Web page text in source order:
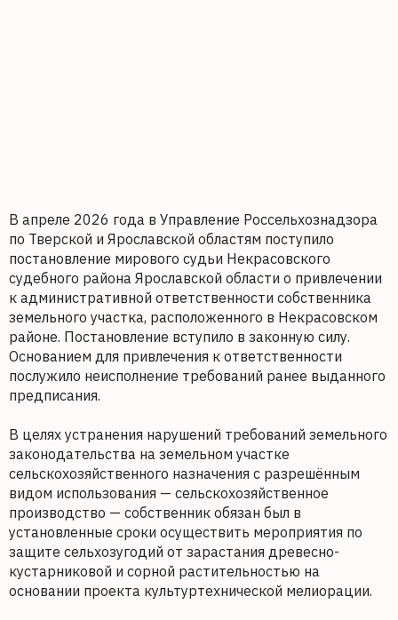
В апреле 2026 года в Управление Россельхознадзора
по Тверской и Ярославской областям поступило
постановление мирового судьи Некрасовского
судебного района Ярославской области о привлечении
к административной ответственности собственника
земельного участка, расположенного в Некрасовском
районе. Постановление вступило в законную силу.
Основанием для привлечения к ответственности
послужило неисполнение требований ранее выданного
предписания.
В целях устранения нарушений требований земельного
законодательства на земельном участке
сельскохозяйственного назначения с разрешённым
видом использования — сельскохозяйственное
производство — собственник обязан был в
установленные сроки осуществить мероприятия по
защите сельхозугодий от зарастания древесно-
кустарниковой и сорной растительностью на
основании проекта культуртехнической мелиорации.